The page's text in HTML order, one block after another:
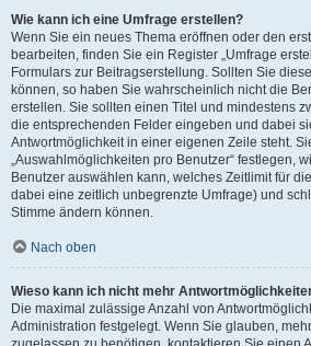
Wie kann ich eine Umfrage erstellen?
Wenn Sie ein neues Thema eröffnen oder den
bearbeiten, finden Sie ein Register „Umfrage
Formulars zur Beitragserstellung. Sollten Sie
können, so haben Sie wahrscheinlich nicht die
erstellen. Sie sollten einen Titel und mindestens
die entsprechenden Felder eingeben und dabei
Antwortmöglichkeit in einer eigenen Zeile steht.
„Auswahlmöglichkeiten pro Benutzer“ festlegen,
Benutzer auswählen kann, welches Zeitlimit für
dabei eine zeitlich unbegrenzte Umfrage) und
Stimme ändern können.
Nach oben
Wieso kann ich nicht mehr
Die maximal zulässige Anzahl von
Administration festgelegt. Wenn Sie glauben,